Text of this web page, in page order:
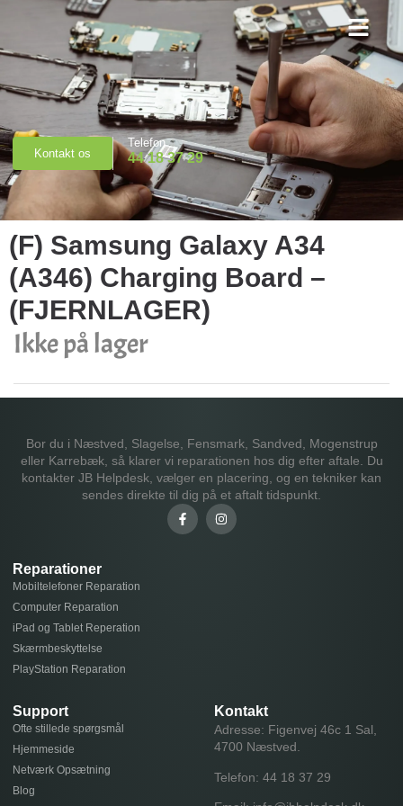
Kontakt os
Telefon
44 18 37 29
(F) Samsung Galaxy A34
(A346) Charging Board –
(FJERNLAGER)
Ikke på lager
Bor du i Næstved, Slagelse, Fensmark, Sandved, Mogenstrup
eller Karrebæk, så klarer vi reparationen hos dig efter aftale. Du
kontakter JB Helpdesk, vælger en placering, og en tekniker kan
sendes direkte til dig på et aftalt tidspunkt.
Reparationer
Mobiltelefoner Reparation
Computer Reparation
iPad og Tablet Reperation
Skærmbeskyttelse
PlayStation Reparation
Support
Ofte stillede spørgsmål
Hjemmeside
Netværk Opsætning
Blog
Kontakt
Adresse: Figenvej 46c 1 Sal,
4700 Næstved.
Telefon: 44 18 37 29